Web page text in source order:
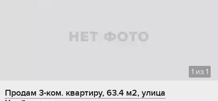
1 из 1
Продам 3-ком. квартиру, 63.4 м2, улица